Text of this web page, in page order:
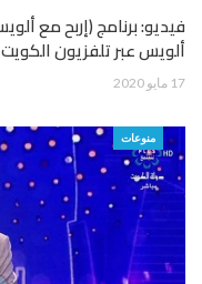
ألويس عبر تلفزيون الكويت
17 مايو 2020
منوعات